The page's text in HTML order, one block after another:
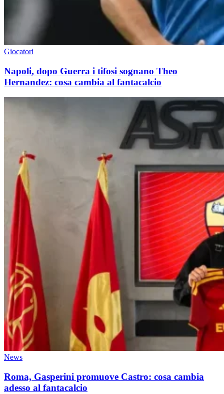
Giocatori
Napoli, dopo Guerra i tifosi sognano Theo
Hernandez: cosa cambia al fantacalcio
News
Roma, Gasperini promuove Castro: cosa cambia
adesso al fantacalcio